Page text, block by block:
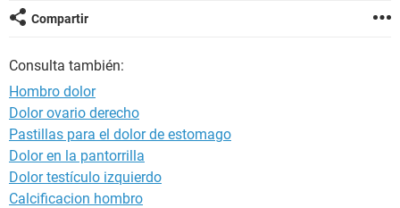
SEXUALIDAD
GLOSARIO
Compartir
Consulta también:
Hombro dolor
Dolor ovario derecho
Pastillas para el dolor de estomago
Dolor en la pantorrilla
Dolor testículo izquierdo
Calcificacion hombro